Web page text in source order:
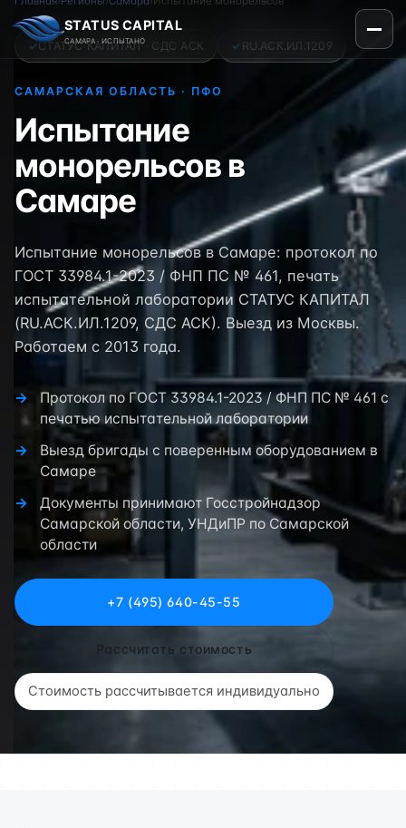
STATUS CAPITAL
САМАРА · ИСПЫТАНО
✓СТАТУС КАПИТАЛ · СДС АСК ✓ RU.АСК.ИЛ.1209
САМАРСКАЯ ОБЛАСТЬ · ПФО
Испытание
монорельсов в
Самаре
Испытание монорельсов в Самаре: протокол по
ГОСТ 33984.1-2023 / ФНП ПС № 461, печать
испытательной лаборатории СТАТУС КАПИТАЛ
(RU.АСК.ИЛ.1209, СДС АСК). Выезд из Москвы.
Работаем с 2013 года.
Протокол по ГОСТ 33984.1-2023 / ФНП ПС № 461 с
печатью испытательной лаборатории
Выезд бригады с поверенным оборудованием в
Самаре
Документы принимают Госстройнадзор
Самарской области, УНДиПР по Самарской
области
+7 (495) 640-45-55
Рассчитать стоимость
Стоимость рассчитывается индивидуально